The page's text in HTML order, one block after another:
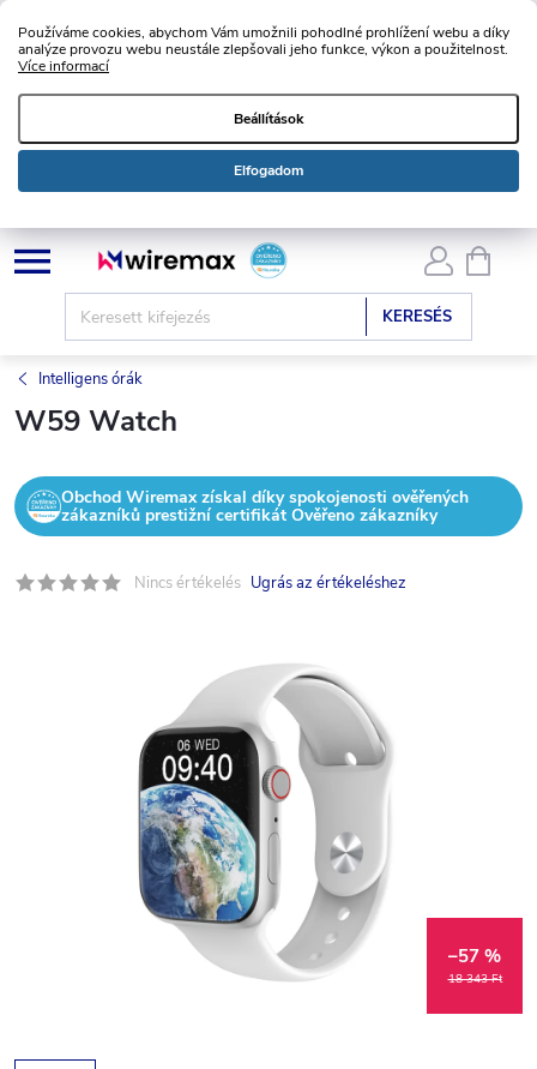
Používáme cookies, abychom Vám umožnili pohodlné prohlížení webu a díky
analýze provozu webu neustále zlepšovali jeho funkce, výkon a použitelnost.
Více informací
Beállítások
Elfogadom
Ugrás
KERESÉS
Intelligens órák
W59 Watch
Obchod Wiremax získal díky spokojenosti ověřených
zákazníků prestižní certifikát Ověřeno zákazníky
Nincs értékelés Ugrás az értékeléshez
18 343 Ft
–57 %